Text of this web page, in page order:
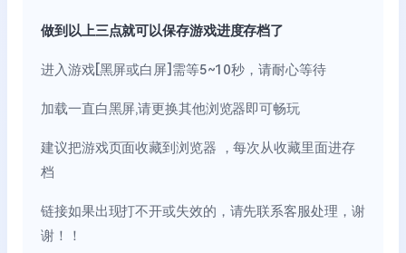
做到以上三点就可以保存游戏进度存档了
进入游戏[黑屏或白屏]需等5~10秒，请耐心等待
加载一直白黑屏,请更换其他浏览器即可畅玩
建议把游戏页面收藏到浏览器 ，每次从收藏里面进存
档
链接如果出现打不开或失效的，请先联系客服处理，谢
谢！！